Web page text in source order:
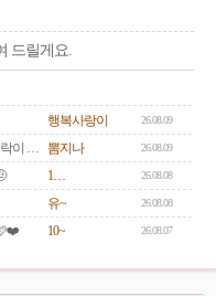
드릴게요.
행복사랑이 26.08.09
뽐지나 26.08.09
1… 26.08.08
유~ 26.08.08
10~ 26.08.07